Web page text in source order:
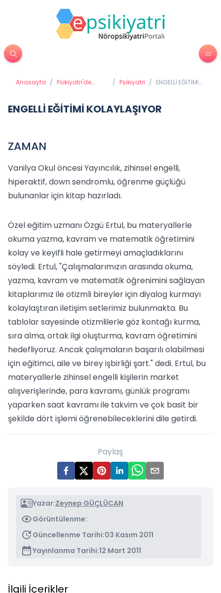
Anasayfa / Psikiyatri'de
/ Psikiyatri / ENGELLİ EĞİTİMİ
ENGELLİ EĞİTİMİ KOLAYLAŞIYOR
ZAMAN
Vanilya Okul öncesi Yayıncılık, zihinsel engelli,
hiperaktif, down sendromlu, öğrenme güçlüğü
bulunanlar için kitap hazırladı.
Özel eğitim uzmanı Özgü Ertul, bu materyallerle
okuma yazma, kavram ve matematik öğretimini
kolay ve keyifli hale getirmeyi amaçladıklarını
söyledi. Ertul, "Çalışmalarımızın arasında okuma,
yazma, kavram ve matematik öğrenimini sağlayan
kitaplarımız ile otizmli bireyler için diyalog kurmayı
kolaylaştıran iletişim setlerimiz bulunmakta. Bu
tablolar sayesinde otizmlilerle göz kontağı kurma,
sıra alma, ortak ilgi oluşturma, kavram öğretimini
hedefliyoruz. Ancak çalışmaların başarılı olabilmesi
için eğitimci, aile ve birey işbirliği şart." dedi. Ertul, bu
materyallerle zihinsel engelli kişilerin market
alışverişlerinde, para kavramı, günlük programı
yaparken saat kavramı ile takvim ve çok basit bir
şekilde dört işlemi öğrenebileceklerini dile getirdi.
Paylaş
Yazar:Zeynep GÜÇLÜCAN
Görüntülenme:
Güncellenme Tarihi:03 Kasım 2011
Yayınlanma Tarihi:12 Mart 2011
İlgili İçerikler